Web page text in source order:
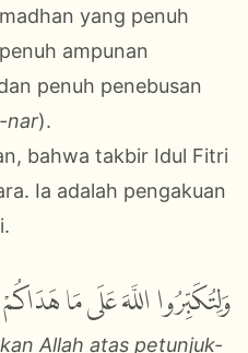
yang penuh
ampunan
penuh penebusan
nar).
bahwa takbir Idul Fitri
Ia adalah pengakuan
وَلِتُكَبِّرُوا اللَّهَعَلَىمَاهَدَاكُمْ
Allah atas petunjuk-